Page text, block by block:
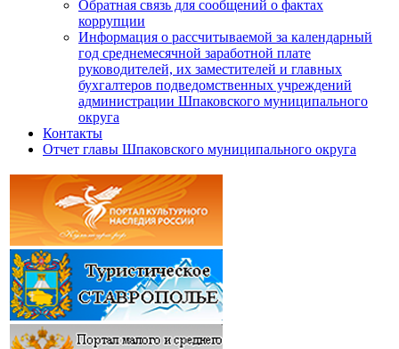
Обратная связь для сообщений о фактах
коррупции
Информация о рассчитываемой за календарный
год среднемесячной заработной плате
руководителей, их заместителей и главных
бухгалтеров подведомственных учреждений
администрации Шпаковского муниципального
округа
Контакты
Отчет главы Шпаковского муниципального округа